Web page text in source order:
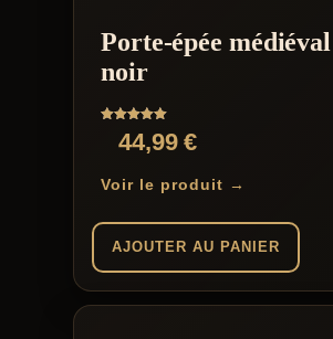
Porte-épée
noir
5.0044,99€
Voir le produit →
AJOUTER AU PANIER